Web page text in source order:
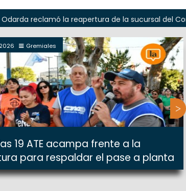
la reapertura de la sucursal del Correo
Gremiales
19 ATE acampa frente a la
para respaldar el pase a planta